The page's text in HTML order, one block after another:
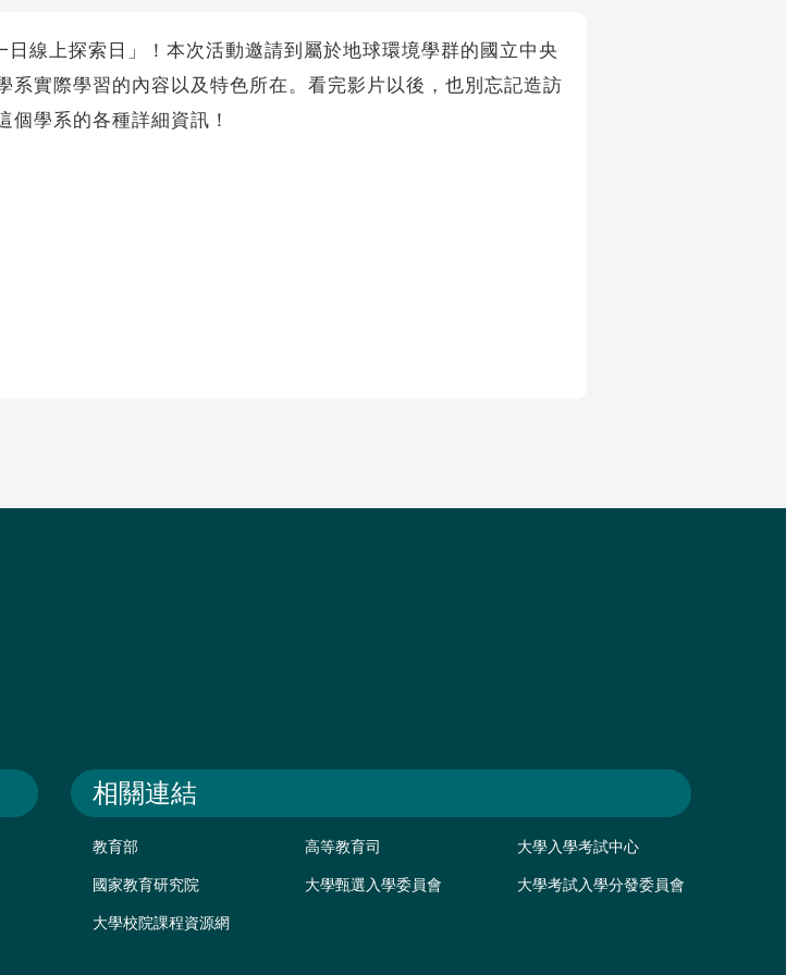
線上探索日」！本次活動邀請到屬於地球環境學群的國立中央
實際學習的內容以及特色所在。看完影片以後，也別忘記造訪
個學系的各種詳細資訊！
相關連結
教育部 高等教育司 大學入學考試中心
國家教育研究院 大學甄選入學委員會 大學考試入學分發委員會
大學校院課程資源網